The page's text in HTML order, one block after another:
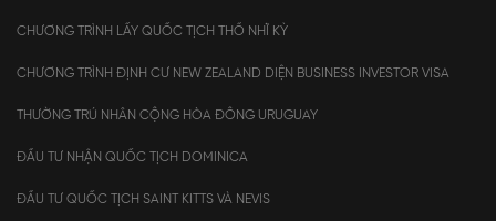
CHƯƠNG TRÌNH LẤY QUỐC TỊCH THỔ NHĨ KỲ
CHƯƠNG TRÌNH ĐỊNH CƯ NEW ZEALAND DIỆN BUSINESS INVESTOR VISA
THƯỜNG TRÚ NHÂN CỘNG HÒA ĐÔNG URUGUAY
ĐẦU TƯ NHẬN QUỐC TỊCH DOMINICA
ĐẦU TƯ QUỐC TỊCH SAINT KITTS VÀ NEVIS